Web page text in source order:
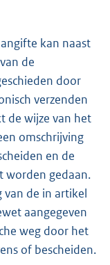
kan naast
de
door
verzenden
de wijze van het
omschrijving
en de
worden gedaan.
van de in artikel
aangegeven
weg door het
of bescheiden.